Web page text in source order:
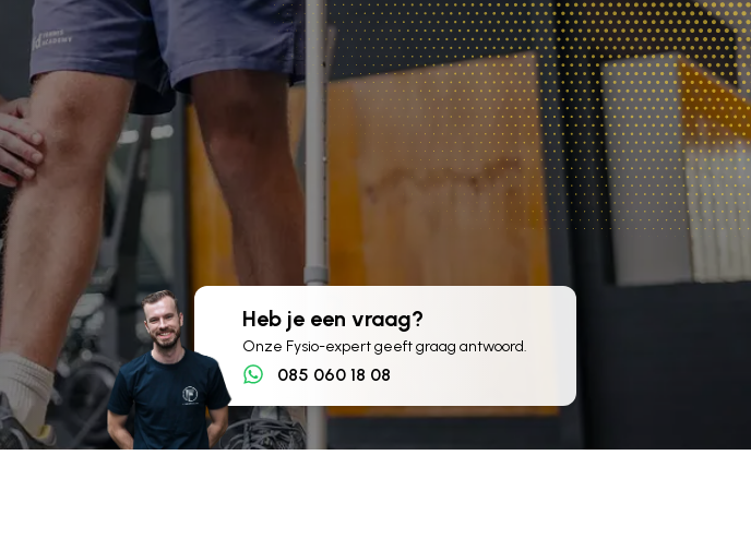
Heb je een vraag?
Onze Fysio-expert geeft graag antwoord.
085 060 18 08